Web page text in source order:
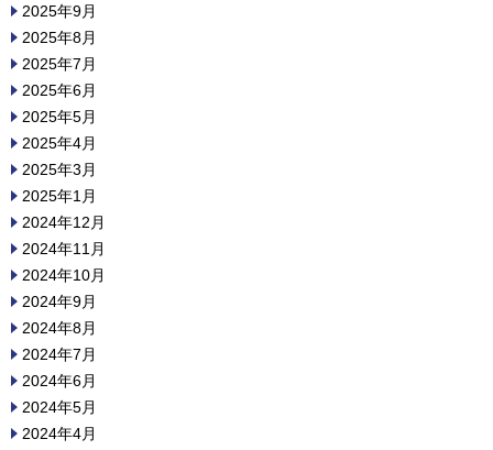
2025年9月
2025年8月
2025年7月
2025年6月
2025年5月
2025年4月
2025年3月
2025年1月
2024年12月
2024年11月
2024年10月
2024年9月
2024年8月
2024年7月
2024年6月
2024年5月
2024年4月